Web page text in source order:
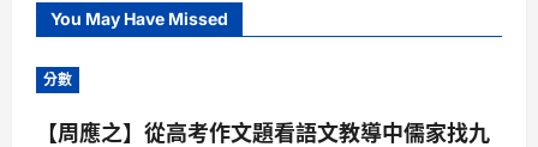
You May Have Missed
分數
【周應之】從高考作文題看語文教導中儒家找九